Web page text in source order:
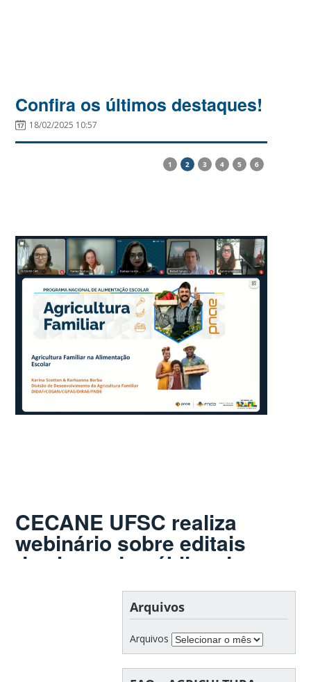
Confira os últimos destaques!
18/02/2025 10:57
1 2 3 4 5 6
CECANE UFSC realiza
webinário sobre editais
de chamada pública da
agricultura familiar para
Arquivos
Arquivos